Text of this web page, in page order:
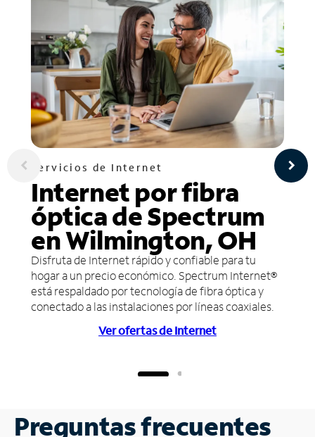
Servicios de Internet
Internet por fibra
óptica de Spectrum
en Wilmington, OH
Disfruta de Internet rápido y confiable para tu
hogar a un precio económico. Spectrum Internet®
está respaldado por tecnología de fibra óptica y
conectado a las instalaciones por líneas coaxiales.
Ver ofertas de Internet
Preguntas frecuentes